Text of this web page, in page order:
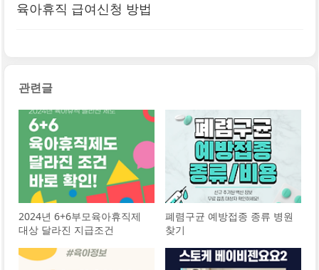
육아휴직 급여신청 방법
관련글
2024년 6+6부모육아휴직제
대상 달라진 지급조건
폐렴구균 예방접종 종류 병원
찾기